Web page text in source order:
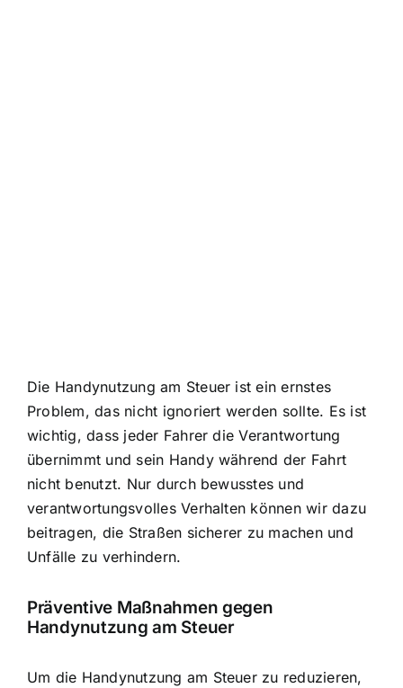
Die Handynutzung am Steuer ist ein ernstes
Problem, das nicht ignoriert werden sollte. Es ist
wichtig, dass jeder Fahrer die Verantwortung
übernimmt und sein Handy während der Fahrt
nicht benutzt. Nur durch bewusstes und
verantwortungsvolles Verhalten können wir dazu
beitragen, die Straßen sicherer zu machen und
Unfälle zu verhindern.
Präventive Maßnahmen gegen
Handynutzung am Steuer
Um die Handynutzung am Steuer zu reduzieren,